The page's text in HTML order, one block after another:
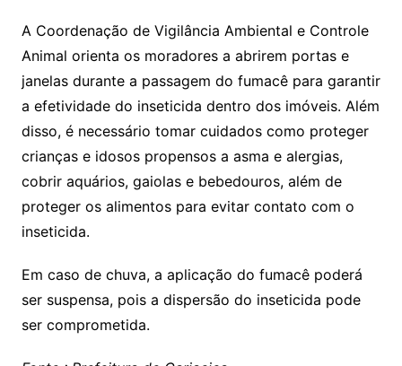
A Coordenação de Vigilância Ambiental e Controle
Animal orienta os moradores a abrirem portas e
janelas durante a passagem do fumacê para garantir
a efetividade do inseticida dentro dos imóveis. Além
disso, é necessário tomar cuidados como proteger
crianças e idosos propensos a asma e alergias,
cobrir aquários, gaiolas e bebedouros, além de
proteger os alimentos para evitar contato com o
inseticida.
Em caso de chuva, a aplicação do fumacê poderá
ser suspensa, pois a dispersão do inseticida pode
ser comprometida.